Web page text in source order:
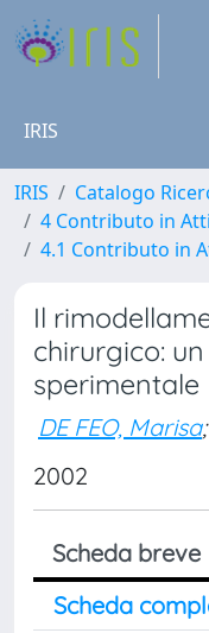
IRIS
IRIS
Catalogo
4 Contributo in
4.1 Contributo in
Il
chirurgico:
sperimentale
DE FEO, Marisa;
2002
Scheda breve
Scheda